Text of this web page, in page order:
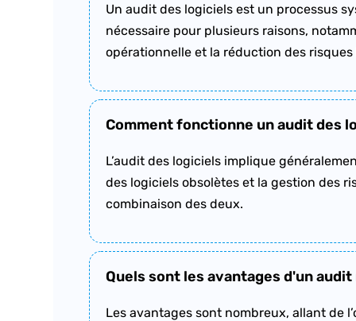
Un audit des logiciels est un processus
nécessaire pour plusieurs raisons,
opérationnelle et la réduction des
Comment fonctionne un audit des
L’audit des logiciels implique
des logiciels obsolètes et la gestion des
combinaison des deux.
Quels sont les avantages d'un
Les avantages sont nombreux, allant de